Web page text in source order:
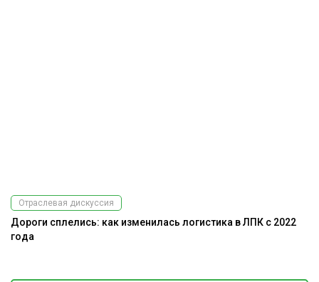
Отраслевая дискуссия
Дороги сплелись: как изменилась логистика в ЛПК с 2022
года